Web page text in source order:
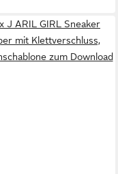
J ARIL GIRL Sneaker
mit Klettverschluss,
zum Download